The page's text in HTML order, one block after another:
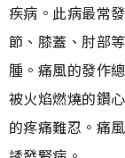
疾病。此病最常
節、膝蓋、肘部
腫。痛風的發作
被火焰燃燒的鑽
的疼痛難忍。痛